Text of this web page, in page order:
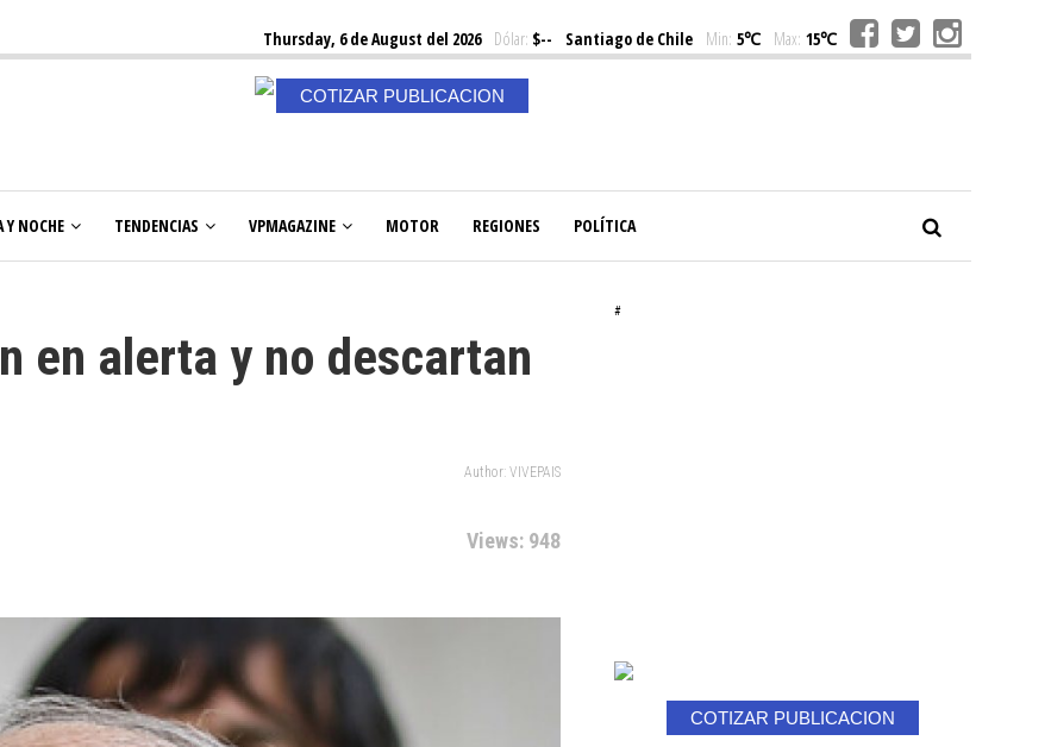
Thursday, 6 de August del 2026Dólar: $-- Santiago de Chile Min: 5℃ Max: 15℃
COTIZAR PUBLICACION
Y NOCHE TENDENCIAS VPMAGAZINE MOTOR REGIONES POLÍTICA
en alerta y no descartan
Author: VIVEPAIS
Views: 948
#
COTIZAR PUBLICACION